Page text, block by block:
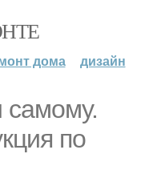
дома дизайн
самому.
по